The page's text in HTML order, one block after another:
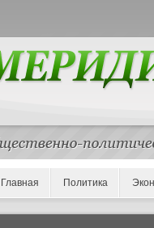
Главная Политика